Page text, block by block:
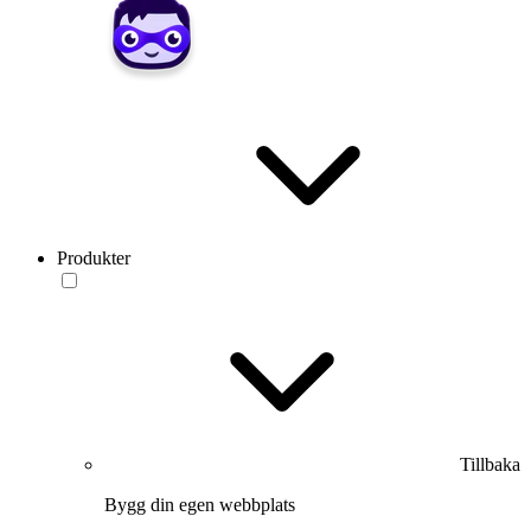
Produkter
Tillbaka
Bygg din egen webbplats